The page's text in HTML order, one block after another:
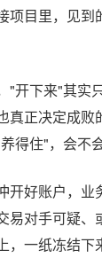
项目里，见到
"开下来"其实
真正决定成败
住"，会不会
开好账户，业
易对手可疑、
，一纸冻结下